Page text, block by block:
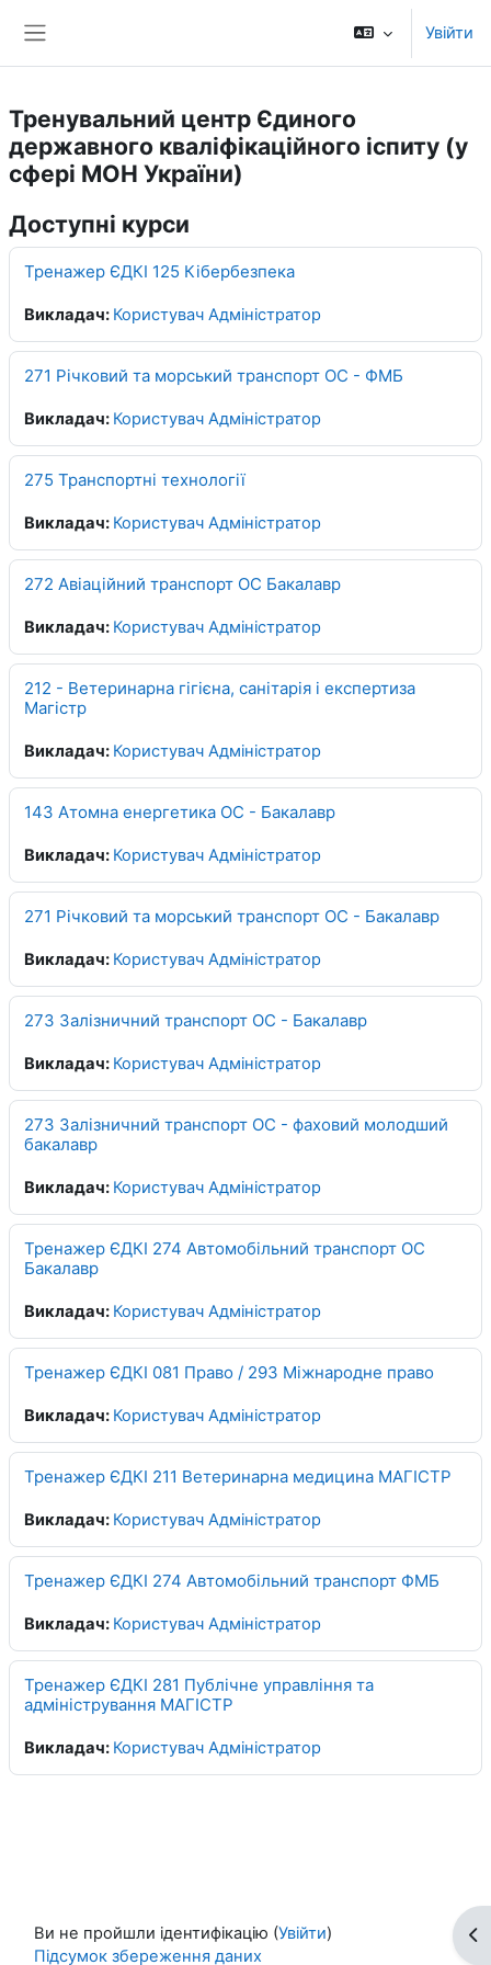
Увійти
Тренувальний центр Єдиного
державного кваліфікаційного іспиту (у
сфері МОН України)
Доступні курси
Тренажер ЄДКІ 125 Кібербезпека
Викладач: Користувач Адміністратор
271 Річковий та морський транспорт ОС - ФМБ
Викладач: Користувач Адміністратор
275 Транспортні технології
Викладач: Користувач Адміністратор
272 Авіаційний транспорт ОС Бакалавр
Викладач: Користувач Адміністратор
212 - Ветеринарна гігієна, санітарія і експертиза
Магістр
Викладач: Користувач Адміністратор
143 Атомна енергетика ОС - Бакалавр
Викладач: Користувач Адміністратор
271 Річковий та морський транспорт ОС - Бакалавр
Викладач: Користувач Адміністратор
273 Залізничний транспорт ОС - Бакалавр
Викладач: Користувач Адміністратор
273 Залізничний транспорт ОС - фаховий молодший
бакалавр
Викладач: Користувач Адміністратор
Тренажер ЄДКІ 274 Автомобільний транспорт ОС
Бакалавр
Викладач: Користувач Адміністратор
Тренажер ЄДКІ 081 Право / 293 Міжнародне право
Викладач: Користувач Адміністратор
Тренажер ЄДКІ 211 Ветеринарна медицина МАГІСТР
Викладач: Користувач Адміністратор
Тренажер ЄДКІ 274 Автомобільний транспорт ФМБ
Викладач: Користувач Адміністратор
Тренажер ЄДКІ 281 Публічне управління та
адміністрування МАГІСТР
Викладач: Користувач Адміністратор
Ви не пройшли ідентифікацію (Увійти)
Підсумок збереження даних